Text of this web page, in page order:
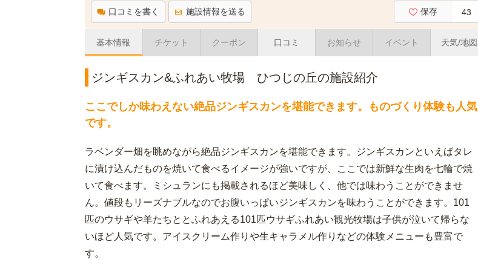
口コミを書く 施設情報を送る 保存 43
基本情報 チケット クーポン 口コミ お知らせ イベント 天気/地図
ジンギスカン&ふれあい牧場 ひつじの丘の施設紹介
ここでしか味わえない絶品ジンギスカンを堪能できます。ものづくり体験も人気
です。
ラベンダー畑を眺めながら絶品ジンギスカンを堪能できます。ジンギスカンといえばタレ
に漬け込んだものを焼いて食べるイメージが強いですが、ここでは新鮮な生肉を七輪で焼
いて食べます。ミシュランにも掲載されるほど美味しく、他では味わうことができませ
ん。値段もリーズナブルなのでお腹いっぱいジンギスカンを味わうことができます。101
匹のウサギや羊たちととふれあえる101匹ウサギふれあい観光牧場は子供が泣いて帰らな
いほど人気です。アイスクリーム作りや生キャラメル作りなどの体験メニューも豊富で
す。